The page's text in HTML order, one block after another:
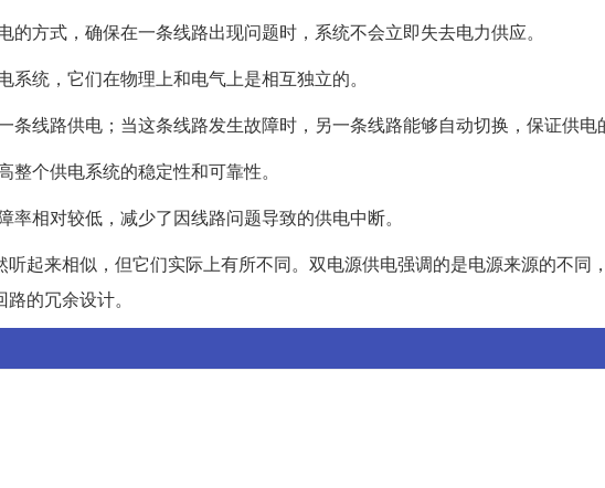
方式，确保在一条线路出现问题时，系统不会立即失去电力供应。
统，它们在物理上和电气上是相互独立的。
条线路供电；当这条线路发生故障时，另一条线路能够自动切换，保证供电
个供电系统的稳定性和可靠性。
相对较低，减少了因线路问题导致的供电中断。
起来相似，但它们实际上有所不同。双电源供电强调的是电源来源的不同
的冗余设计。